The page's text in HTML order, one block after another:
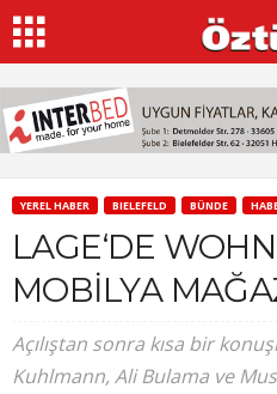
YEREL HABER BIELEFELD BÜNDE
LAGE‘DE
MOBİLYA
Açılıştan sonra kısa bir
Kuhlmann, Ali Bulama ve